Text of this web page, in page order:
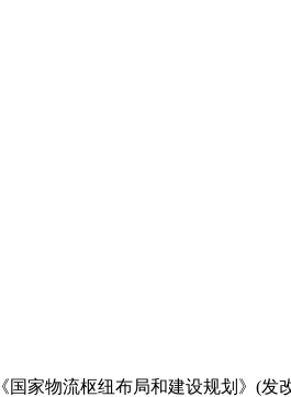
家物流枢纽布局和建设规划》(发